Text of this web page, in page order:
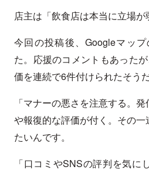
店主は「飲食店は本当に立場が
今回の投稿後、Googleマッ
た。応援のコメントもあった
価を連続で6件付けられたそうだ
「マナーの悪さを注意する。
や報復的な評価が付く。その
たいんです。
「口コミやSNSの評判を気に